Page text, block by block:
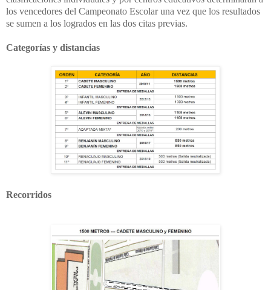
los vencedores del Campeonato Escolar una vez que los resultados
se sumen a los logrados en las dos citas previas.
Categorías y distancias
Recorridos